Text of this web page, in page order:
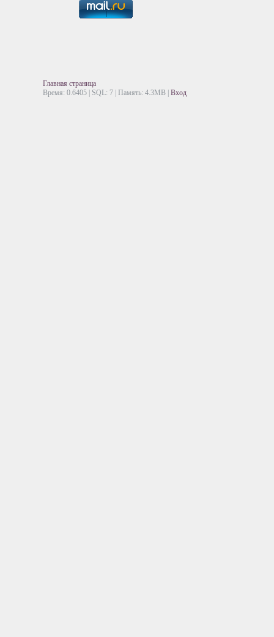
Главная страница
Время: 0.6405 | SQL: 7 | Память: 4.3MB Вход